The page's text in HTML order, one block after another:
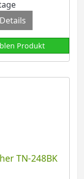
Details
Produkt
TN-248BK